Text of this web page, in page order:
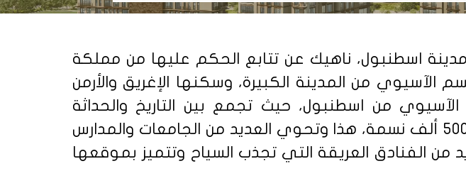
اسطنبول، ناهيك عن تتابع الحكم عليها من مملكة
من المدينة الكبيرة، وسكنها الإغريق والأرمن
من اسطنبول، حيث تجمع بين التاريخ والحداثة
بشوارعها الملونة ومعالمها التاريخية، ويزيد عدد سكانها عن 500 ألف نسمة، هذا وتحوي العديد من الجامعات والمدارس
من الفنادق العريقة التي تجذب السياح وتتميز بموقعها